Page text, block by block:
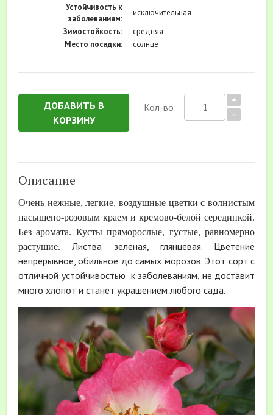
Устойчивость к
заболеваниям:
исключительная
Зимостойкость:
средняя
Место посадки:
солнце
ДОБАВИТЬ В
КОРЗИНУ
Кол-во:
Описание
Очень нежные, легкие, воздушные цветки с волнистым
насыщено-розовым краем и кремово-белой серединкой.
Без аромата. Кусты пряморослые, густые, равномерно
растущие.
Листва зеленая, глянцевая. Цветение
непрерывное, обильное до самых морозов. Этот сорт с
отличной устойчивостью к заболеваниям, не доставит
много хлопот и станет украшением любого сада.